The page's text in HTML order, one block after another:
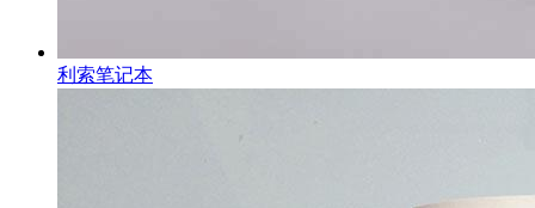
利索笔记本